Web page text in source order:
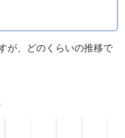
が、どのくらいの推移で